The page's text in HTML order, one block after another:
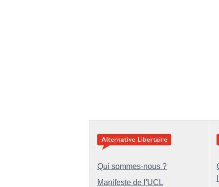
Qui sommes-nous ?
Manifeste de l'UCL